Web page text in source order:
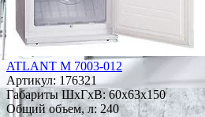
ATLANT М 7003-012
Артикул: 176321
Габариты ШxГxВ: 60x63x150
Общий объем, л: 240